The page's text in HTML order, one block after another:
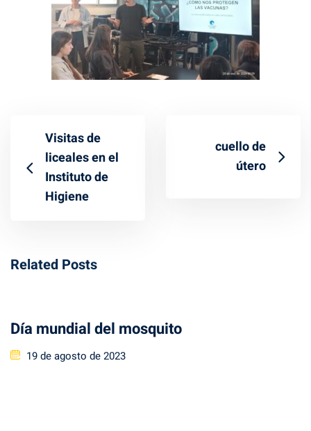
Visitas de
liceales en el
Instituto de
Higiene
cuello de
útero
Related Posts
Día mundial del mosquito
Posted
19 de agosto de 2023